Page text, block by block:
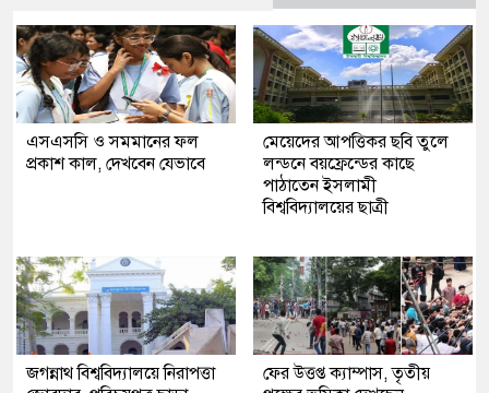
এসএসসি ও সমমানের ফল
প্রকাশ কাল, দেখবেন যেভাবে
মেয়েদের আপত্তিকর ছবি তুলে
লন্ডনে বয়ফ্রেন্ডের কাছে
পাঠাতেন ইসলামী
বিশ্ববিদ্যালয়ের ছাত্রী
জগন্নাথ বিশ্ববিদ্যালয়ে নিরাপত্তা
ফের উত্তপ্ত ক্যাম্পাস, তৃতীয়